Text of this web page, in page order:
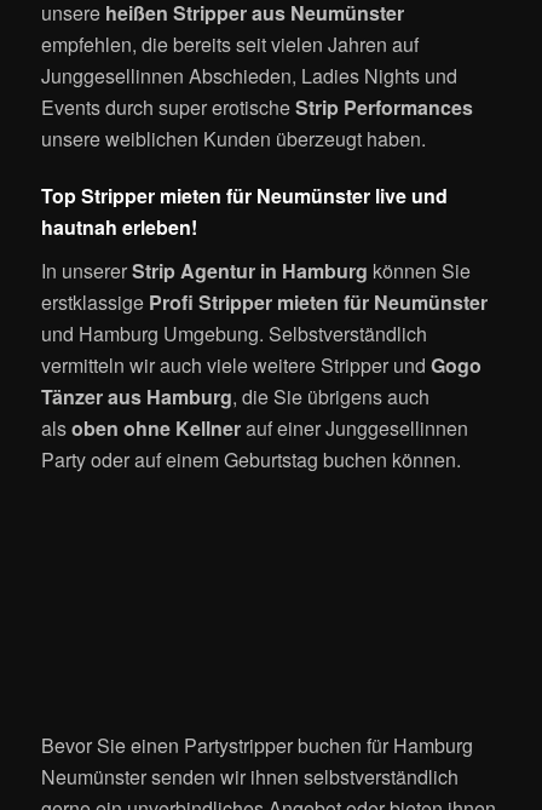
unsere heißen Stripper aus Neumünster
empfehlen, die bereits seit vielen Jahren auf
Junggesellinnen Abschieden, Ladies Nights und
Events durch super erotischeStrip Performances
unsere weiblichen Kunden überzeugt haben.
Top Stripper mieten für Neumünster live und
hautnah erleben!
In unsererStrip Agentur in Hamburg können Sie
erstklassige Profi Stripper mieten für Neumünster
und Hamburg Umgebung. Selbstverständlich
vermitteln wir auch viele weitere Stripper undGogo
Tänzer aus Hamburg, die Sie übrigens auch
alsoben ohne Kellnerauf einer Junggesellinnen
Party oder auf einem Geburtstag buchen können.
Bevor Sie einen Partystripper buchen für Hamburg
Neumünster senden wir ihnen selbstverständlich